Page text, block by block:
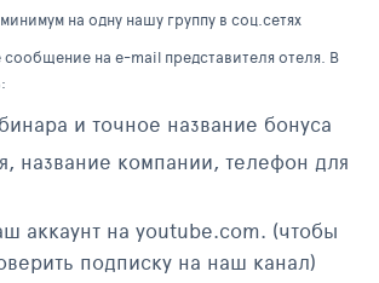
на одну нашу группу в соц.сетях
на e-mail представителя отеля. В
и точное название бонуса
название компании, телефон для
аккаунт на youtube.com. (чтобы
подписку на наш канал)